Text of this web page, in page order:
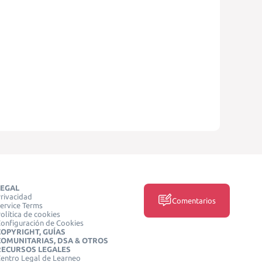
Terms
de cookies
de Cookies
GUÍAS
DSA & OTROS
LEGALES
Legal de Learneo
Comentarios